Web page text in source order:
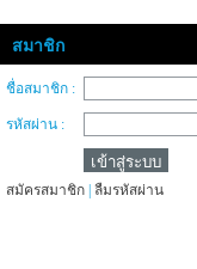
สมาชิก
ชื่อสมาชิก :
รหัสผ่าน :
สมัครสมาชิก ลืมรหัสผ่าน